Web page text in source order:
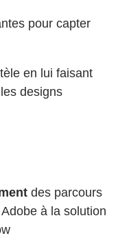
pour capter
en lui faisant
designs
des parcours
à la solution